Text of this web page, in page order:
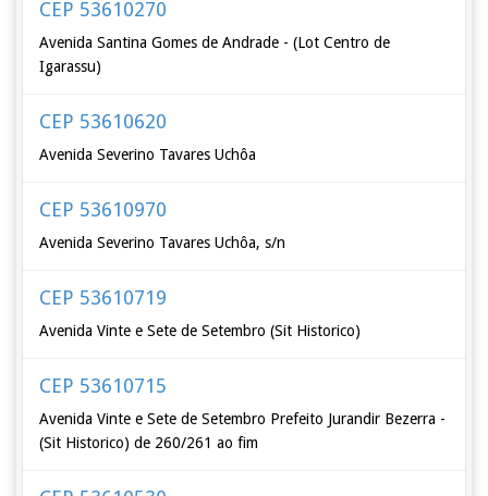
CEP 53610270
Avenida Santina Gomes de Andrade - (Lot Centro de
Igarassu)
CEP 53610620
Avenida Severino Tavares Uchôa
CEP 53610970
Avenida Severino Tavares Uchôa, s/n
CEP 53610719
Avenida Vinte e Sete de Setembro (Sit Historico)
CEP 53610715
Avenida Vinte e Sete de Setembro Prefeito Jurandir Bezerra -
(Sit Historico) de 260/261 ao fim